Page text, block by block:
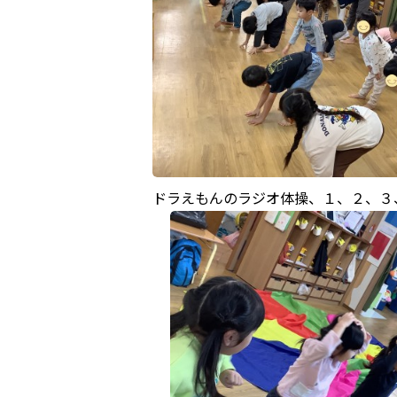
ドラえもんのラジオ体操、１、２、